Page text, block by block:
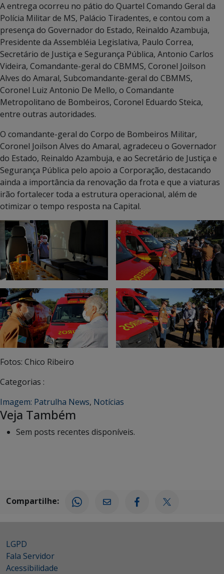
A entrega ocorreu no pátio do Quartel Comando Geral da
Polícia Militar de MS, Palácio Tiradentes, e contou com a
presença do Governador do Estado, Reinaldo Azambuja,
Presidente da Assembléia Legislativa, Paulo Correa,
Secretário de Justiça e Segurança Pública, Antonio Carlos
Videira, Comandante-geral do CBMMS, Coronel Joilson
Alves do Amaral, Subcomandante-geral do CBMMS,
Coronel Luiz Antonio De Mello, o Comandante
Metropolitano de Bombeiros, Coronel Eduardo Steica,
entre outras autoridades.
O comandante-geral do Corpo de Bombeiros Militar,
Coronel Joilson Alves do Amaral, agradeceu o Governador
do Estado, Reinaldo Azambuja, e ao Secretário de Justiça e
Segurança Pública pelo apoio a Corporação, destacando
ainda a importância da renovação da frota e que a viaturas
irão fortalecer toda a estrutura operacional, além de
otimizar o tempo resposta na Capital.
Fotos: Chico Ribeiro
Categorias :
Imagem: Patrulha News, Notícias
Veja Também
Sem posts recentes disponíveis.
Compartilhe:
LGPD
Fala Servidor
Acessibilidade